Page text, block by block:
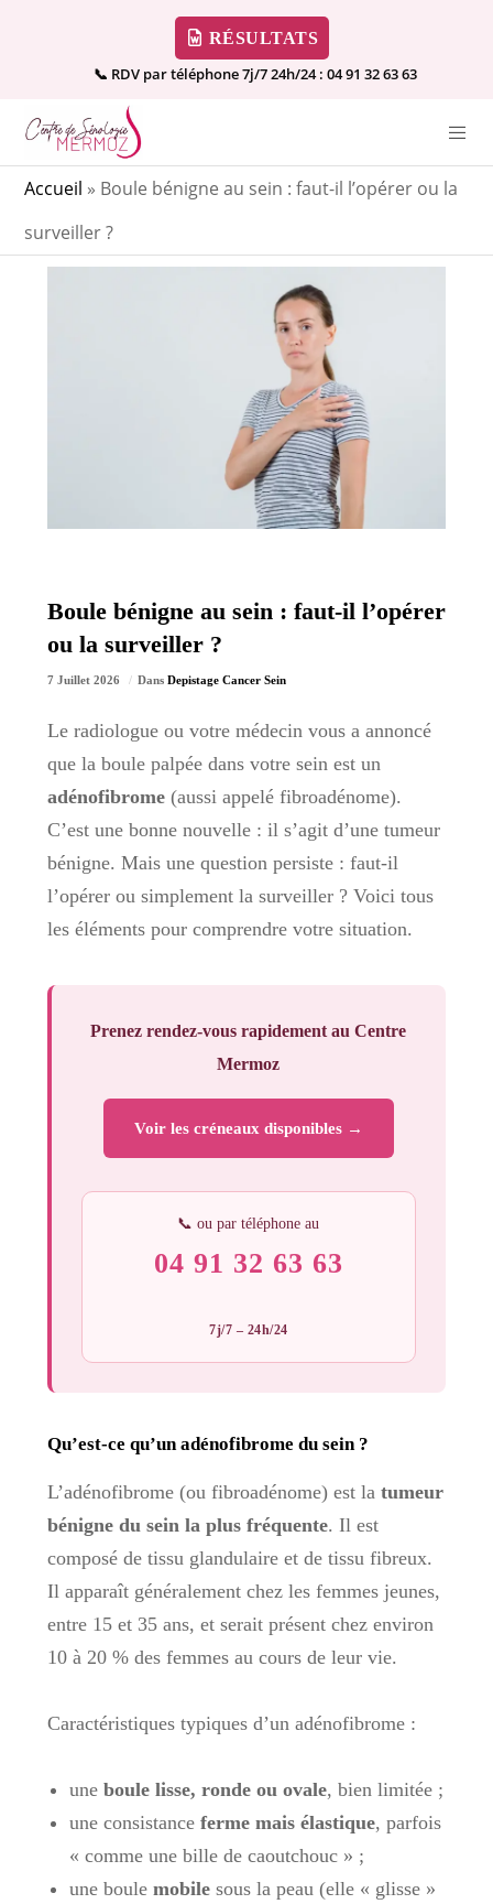
RÉSULTATS
📞 RDV par téléphone 7j/7 24h/24 : 04 91 32 63 63
Accueil » Boule bénigne au sein : faut-il l’opérer ou la
surveiller ?
Boule bénigne au sein : faut-il l’opérer
ou la surveiller ?
7 Juillet 2026 Dans Depistage Cancer Sein
Le radiologue ou votre médecin vous a annoncé
que la boule palpée dans votre sein est un
adénofibrome(aussi appelé fibroadénome).
C’est une bonne nouvelle : il s’agit d’une tumeur
bénigne. Mais une question persiste : faut-il
l’opérer ou simplement la surveiller ? Voici tous
les éléments pour comprendre votre situation.
Prenez rendez-vous rapidement au Centre
Mermoz
Voir les créneaux disponibles →
📞 ou par téléphone au
04 91 32 63 63
7j/7 – 24h/24
Qu’est-ce qu’un adénofibrome du sein ?
L’adénofibrome (ou fibroadénome) est la tumeur
bénigne du sein la plus fréquente. Il est
composé de tissu glandulaire et de tissu fibreux.
Il apparaît généralement chez les femmes jeunes,
entre 15 et 35 ans, et serait présent chez environ
10 à 20 % des femmes au cours de leur vie.
Caractéristiques typiques d’un adénofibrome :
une boule lisse, ronde ou ovale, bien limitée ;
une consistance ferme mais élastique, parfois
« comme une bille de caoutchouc » ;
une boule mobilesous la peau (elle « glisse »